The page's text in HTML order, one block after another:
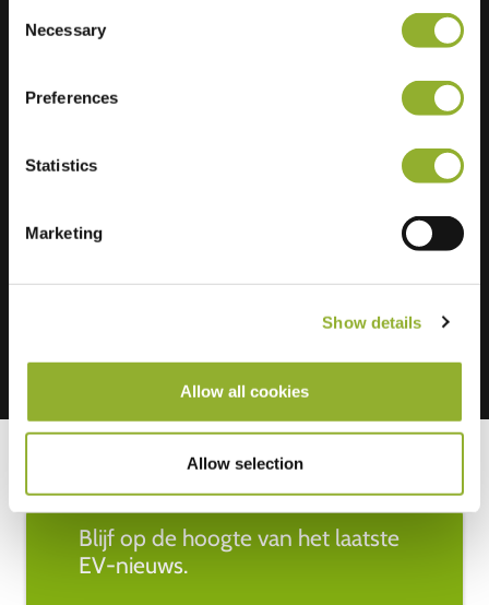
Selection
Necessary
Preferences
Statistics
Marketing
Show details
Allow all cookies
Allow selection
Extra informatie
Blijf op de hoogte van het laatste
EV-nieuws.